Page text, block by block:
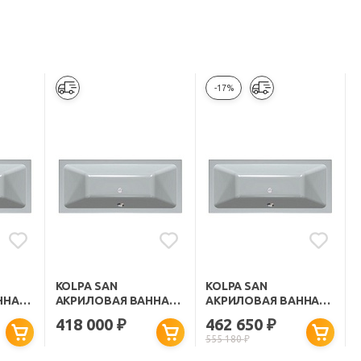
KOLPA SAN
АКРИЛОВАЯ ВАННА
ELEKTRA MAGIC
170X80
418 000 ₽
-17%
KOLPA SAN
АКРИЛОВАЯ ВАННА
ELEKTRA SPECIAL
170X75
462 650 ₽
555 180₽